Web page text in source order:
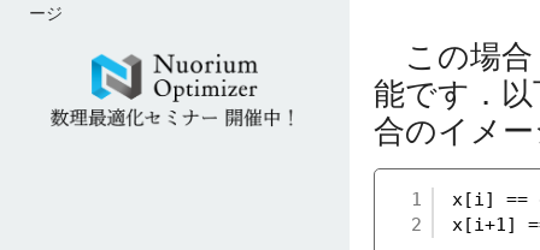
ージ
この場合
能です．
合のイメ
1
2
x[i]
x[i+1]